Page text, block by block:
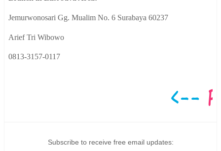
Jemurwonosari Gg. Mualim No. 6 Surabaya 60237
Arief Tri Wibowo
0813-3157-0117
Subscribe to receive free email updates: